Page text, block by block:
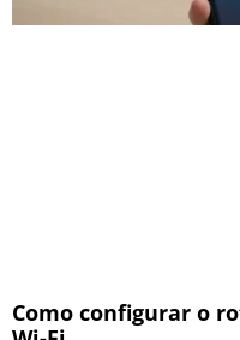
Como configurar o